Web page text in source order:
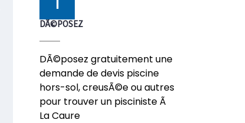
DÃ©POSEZ
DÃ©posez gratuitement une
demande de devis piscine
hors-sol, creusÃ©e ou autres
pour trouver un pisciniste Ã
La Caure